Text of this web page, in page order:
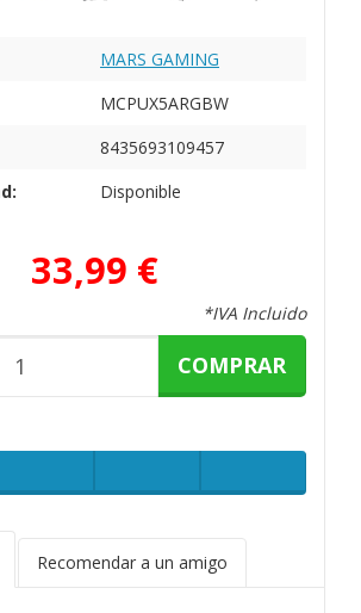
MARS GAMING
MCPUX5ARGBW
8435693109457
Disponible
33,99 €
*IVA Incluido
COMPRAR
Recomendar a un amigo